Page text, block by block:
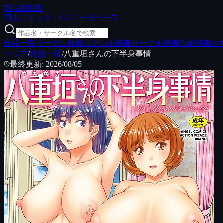
DJ-ADBPR
同人コミック・CGデータベース
作品一覧サークル作家ジャンル特集サークル特集作家特集お
トップ/作品一覧/八重垣さんの下半身事情
最終更新: 2026/08/05